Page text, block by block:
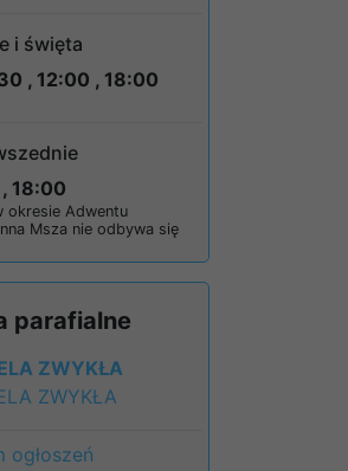
i święta
, 12:00 , 18:00
18:00
okresie Adwentu
Msza nie odbywa się
parafialne
ZWYKŁA
ZWYKŁA
ogłoszeń